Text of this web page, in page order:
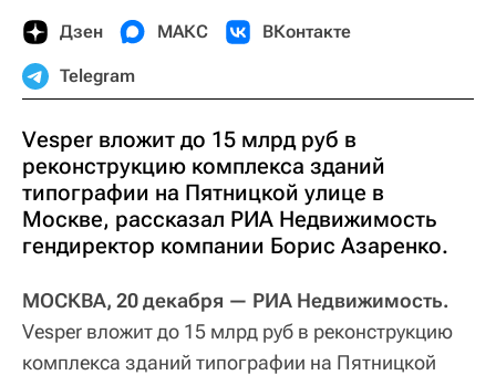
Дзен МАКС ВКонтакте
Telegram
Vesper вложит до 15 млрд руб в
реконструкцию комплекса зданий
типографии на Пятницкой улице в
Москве, рассказал РИА Недвижимость
гендиректор компании Борис Азаренко.
МОСКВА, 20 декабря — РИА Недвижимость.
Vesper вложит до 15 млрд руб в реконструкцию
комплекса зданий типографии на Пятницкой